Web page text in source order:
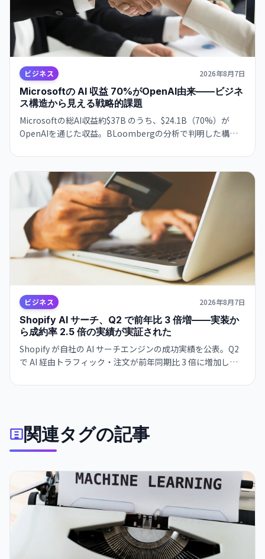
ビジネス 2026年8月7日
Microsoftの AI 収益 70%がOpenAI由来——ビジネ
ス構造から見える戦略的課題
Microsoftの総AI収益約$37B のうち、$24.1B（70%）が
OpenAIを通じた収益。BLoombergの分析で判明した構図
築の急務を浮き彫りにします。
ビジネス 2026年8月7日
Shopify AI サーチ、Q2 で前年比 3 倍増——実装か
ら成約率 2.5 倍の実績が実証された
Shopify が自社の AI サーチエンジンの成功実績を公表。Q2
で AI 経由トラフィック・注文が前年同期比 3 倍に増加し、
存・補完する関係を示唆。
関連タグの記事